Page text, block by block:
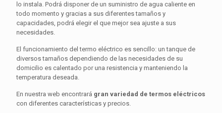
lo instala. Podrá disponer de un suministro de agua caliente en
todo momento y gracias a sus diferentes tamaños y
capacidades, podrá elegir el que mejor sea ajuste a sus
necesidades.
El funcionamiento del termo eléctrico es sencillo: un tanque de
diversos tamaños dependiendo de las necesidades de su
domicilio es calentado por una resistencia y manteniendo la
temperatura deseada.
En nuestra web encontrará gran variedad de termos eléctricos
con diferentes características y precios.